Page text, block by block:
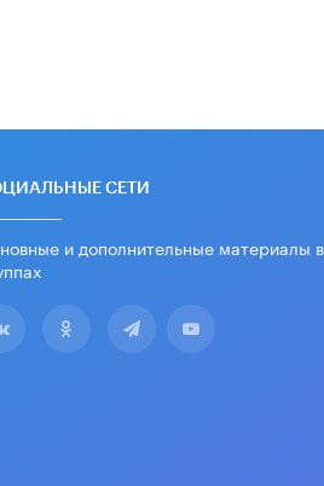
СЕТИ
и дополнительные материалы